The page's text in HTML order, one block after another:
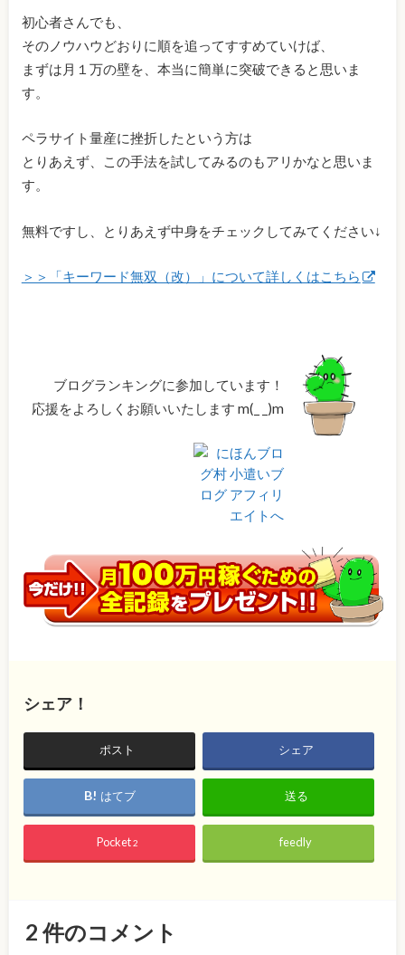
初心者さんでも、
そのノウハウどおりに順を追ってすすめていけば、
まずは月１万の壁を、本当に簡単に突破できると思いま
す。
ペラサイト量産に挫折したという方は
とりあえず、この手法を試してみるのもアリかなと思いま
す。
無料ですし、とりあえず中身をチェックしてみてください↓
＞＞「キーワード無双（改）」について詳しくはこちら
ブログランキングに参加しています！
応援をよろしくお願いいたします m(_ _)m
シェア！
ポスト シェア
はてブ 送る
Pocket2 feedly
2件のコメント